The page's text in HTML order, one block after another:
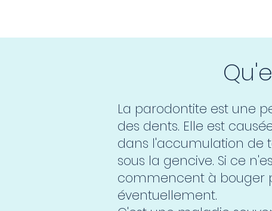
La parodontite est une
des dents. Elle est
dans l'accumulation de
sous la gencive. Si ce
commencent à bouger
éventuellement.